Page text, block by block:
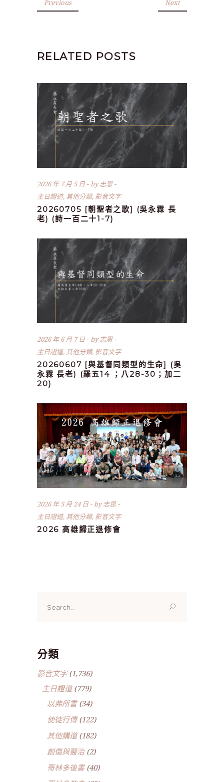
Previous Next
RELATED POSTS
2026 年 7 月 5 日 by志恩
主日證道, 其他分類, 影音文字
20260705 [朝聖者之歌] (吳永霖 長
老) (詩一百二十1-7)
2026 年 6 月 7 日 by志恩
主日證道, 其他分類, 影音文字
20260607 [與基督同類型的生命] (吳
永霖 長老) (羅五14 ；八28-30；加二
20)
2026 年 5 月 24 日 by志恩
主日證道, 其他分類, 影音文字
2026 高雄歸正退修會
for:
分類
影音文字(1,736)
主日證道(779)
以弗所書(34)
使徒行傳(122)
其他講道(182)
創傷與醫治(2)
哥林多後書(40)